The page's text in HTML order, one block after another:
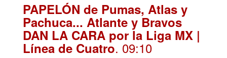
PAPELÓN de Pumas, Atlas y
Pachuca... Atlante y Bravos
DAN LA CARA por la Liga MX |
Línea de Cuatro. 09:10